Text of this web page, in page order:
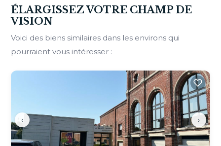
ÉLARGISSEZ VOTRE CHAMP DE
VISION
Voici des biens similaires dans les environs qui
pourraient vous intéresser :
‹ ›